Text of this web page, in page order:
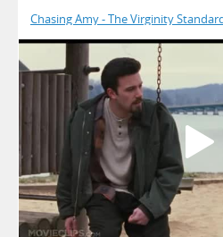
Chasing Amy - The Virginity